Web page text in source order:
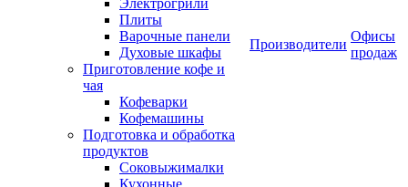
Электрогрили
Плиты
Варочные панели
Духовые шкафы
Приготовление кофе и
чая
Кофеварки
Кофемашины
Подготовка и обработка
продуктов
Соковыжималки
Кухонные
Производители
Офисы
продаж